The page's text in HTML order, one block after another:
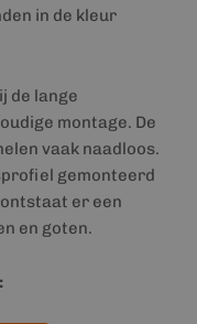
in de kleur
de lange
montage. De
vaak naadloos.
gemonteerd
er een
en goten.